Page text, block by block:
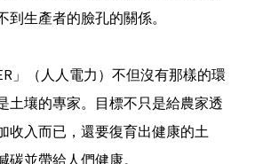
到生產者的臉孔的關係。
」（人人電力）不但沒有那樣的環
土壤的專家。目標不只是給農家透
收入而已，還要復育出健康的土
碳並帶給人們健康。